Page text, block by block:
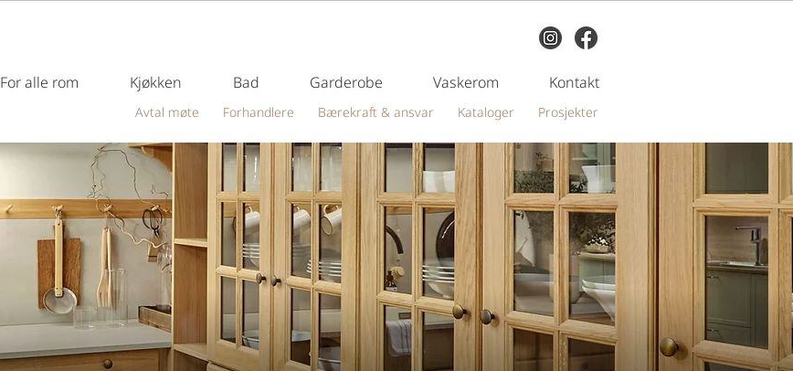
For alle rom Kjøkken Bad Garderobe Vaskerom Kontakt
Prosjekter
Kataloger
Bærekraft & ansvar
Forhandlere
Avtal møte